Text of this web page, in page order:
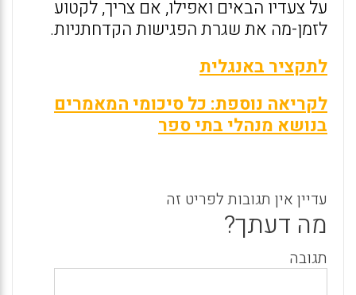
על צעדיו הבאים ואפילו, אם צריך, לקטוע
לזמן-מה את שגרת הפגישות הקדחתניות.
לתקציר באנגלית
לקריאה נוספת: כל סיכומי המאמרים
בנושא מנהלי בתי ספר
עדיין אין תגובות לפריט זה
מה דעתך?
תגובה